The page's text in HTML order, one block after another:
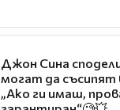
Джон Сина
могат да съсипят
„Ако ги имаш,